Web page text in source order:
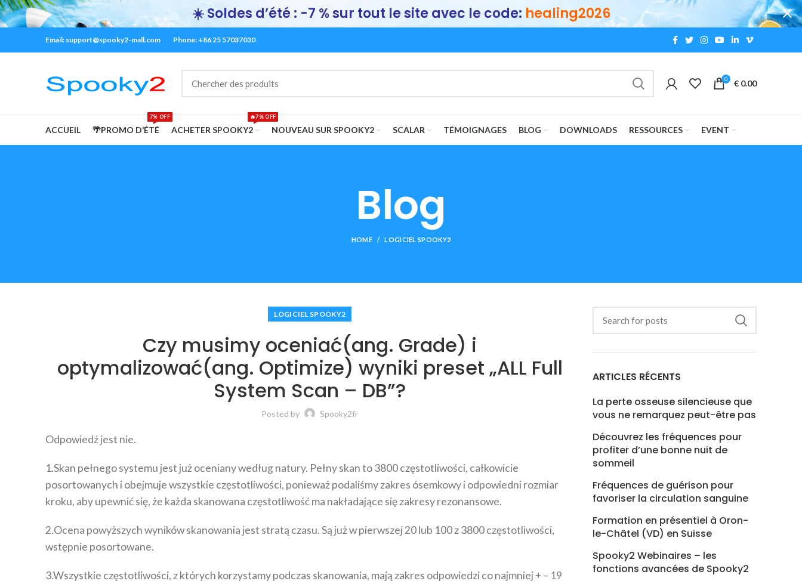
Email: support@spooky2-mall.com Phone: +86 25 57037030
0 € 0.00
ACCUEIL 🌴PROMO D‘ÉTÉ
7% OFF
ACHETER SPOOKY2
🔥7% OFF
NOUVEAU SUR SPOOKY2 SCALAR TÉMOIGNAGES BLOG DOWNLOADS RESSOURCES EVENT
Blog
HOME LOGICIEL SPOOKY2
LOGICIEL SPOOKY2
Czy musimy oceniać(ang. Grade) i
optymalizować(ang. Optimize) wyniki preset „ALL Full
System Scan – DB”?
Posted by Spooky2fr
Odpowiedź jest nie.
1.Skan pełnego systemu jest już oceniany według natury. Pełny skan to 3800 częstotliwości, całkowicie
posortowanych i obejmuje wszystkie częstotliwości, ponieważ podaliśmy zakres ósemkowy i odpowiedni rozmiar
kroku, aby upewnić się, że każda skanowana częstotliwość ma nakładające się zakresy rezonansowe.
2.Ocena powyższych wyników skanowania jest stratą czasu. Są już w pierwszej 20 lub 100 z 3800 częstotliwości,
wstępnie posortowane.
3.Wszystkie częstotliwości, z których korzystamy podczas skanowania, mają zakres odpowiedzi co najmniej + – 19
ARTICLES RÉCENTS
La perte osseuse silencieuse que
vous ne remarquez peut-être pas
Découvrez les fréquences pour
profiter d’une bonne nuit de
sommeil
Fréquences de guérison pour
favoriser la circulation sanguine
Formation en présentiel à Oron-
le-Châtel (VD) en Suisse
Spooky2 Webinaires – les
fonctions avancées de Spooky2
☀️ Soldes d’été : -7 % sur tout le site avec le code: healing2026